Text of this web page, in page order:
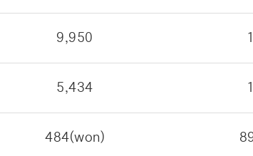
9,950
5,434
484(won)